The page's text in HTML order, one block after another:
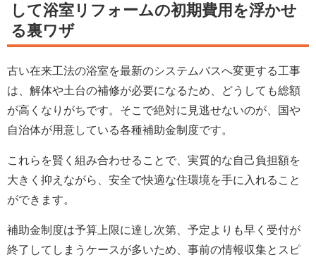
して浴室リフォームの初期費用を浮かせ
る裏ワザ
古い在来工法の浴室を最新のシステムバスへ変更する工事
は、解体や土台の補修が必要になるため、どうしても総額
が高くなりがちです。そこで絶対に見逃せないのが、国や
自治体が用意している各種補助金制度です。
これらを賢く組み合わせることで、実質的な自己負担額を
大きく抑えながら、安全で快適な住環境を手に入れること
ができます。
補助金制度は予算上限に達し次第、予定よりも早く受付が
終了してしまうケースが多いため、事前の情報収集とスピ